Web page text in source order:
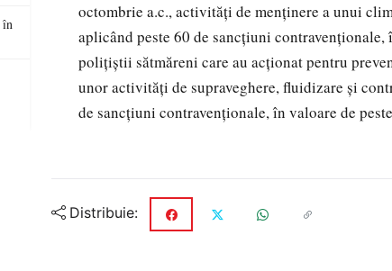
în
octombrie a.c., activități de menținere a unui
aplicând peste 60 de sancțiuni
polițiștii sătmăreni care au acționat pentru
unor activități de supraveghere, fluidizare și
de sancțiuni contravenționale, în valoare de
Distribuie: